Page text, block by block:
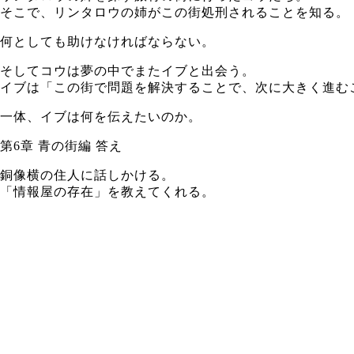
そこで、リンタロウの姉がこの街処刑されることを知る。
何としても助けなければならない。
そしてコウは夢の中でまたイブと出会う。
イブは「この街で問題を解決することで、次に大きく進む
一体、イブは何を伝えたいのか。
第6章 青の街編 答え
銅像横の住人に話しかける。
「情報屋の存在」を教えてくれる。